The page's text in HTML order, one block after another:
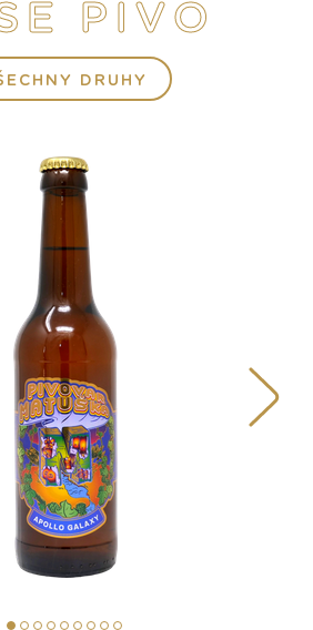
MATUŠKA
PIVO
DRUHY